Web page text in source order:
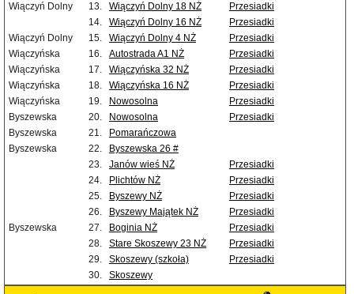
Wiączyń Dolny
13. Wiączyń Dolny 18 NŻ
Przesiadki
14.
Wiączyń Dolny 16 NŻ
Przesiadki
Wiączyń Dolny
15. Wiączyń Dolny 4 NŻ
Przesiadki
Wiączyńska
16. Autostrada A1 NŻ
Przesiadki
Wiączyńska
17. Wiączyńska 32 NŻ
Przesiadki
Wiączyńska
18. Wiączyńska 16 NŻ
Przesiadki
Wiączyńska
19. Nowosolna
Przesiadki
Byszewska
20. Nowosolna
Przesiadki
Byszewska
21.
Pomarańczowa
Byszewska
22.
Byszewska 26 #
23.
Janów wieś NŻ
Przesiadki
24.
Plichtów NŻ
Przesiadki
25.
Byszewy NŻ
Przesiadki
26.
Byszewy Majątek NŻ
Przesiadki
Byszewska
27. Boginia NŻ
Przesiadki
28.
Stare Skoszewy 23 NŻ
Przesiadki
29.
Skoszewy (szkoła)
Przesiadki
30.
Skoszewy